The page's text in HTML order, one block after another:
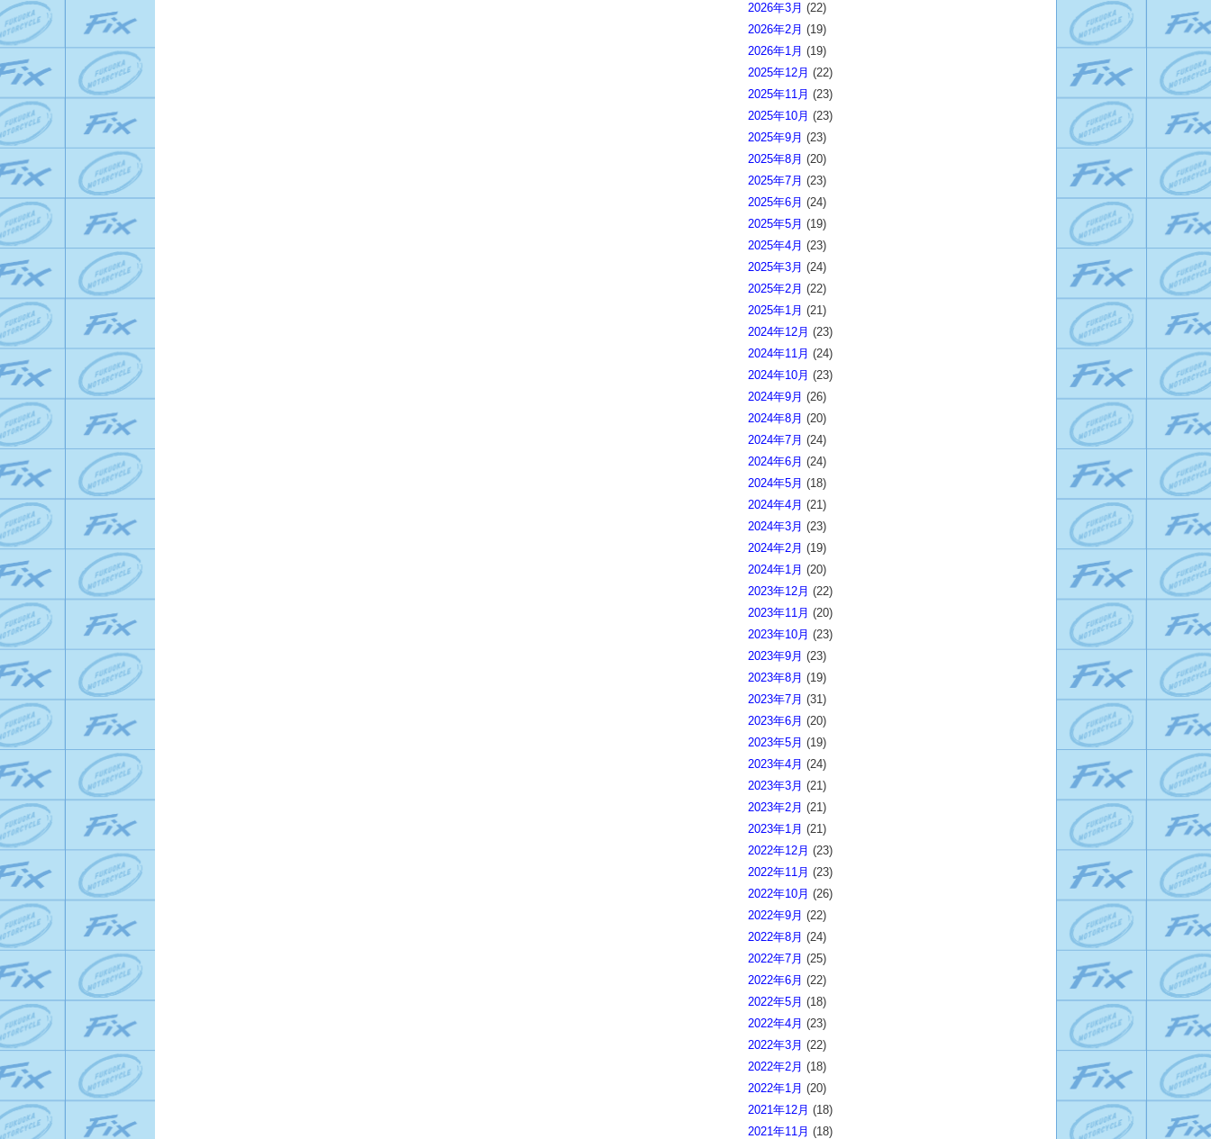
2026年3月 (22)
2026年2月 (19)
2026年1月 (19)
2025年12月 (22)
2025年11月 (23)
2025年10月 (23)
2025年9月 (23)
2025年8月 (20)
2025年7月 (23)
2025年6月 (24)
2025年5月 (19)
2025年4月 (23)
2025年3月 (24)
2025年2月 (22)
2025年1月 (21)
2024年12月 (23)
2024年11月 (24)
2024年10月 (23)
2024年9月 (26)
2024年8月 (20)
2024年7月 (24)
2024年6月 (24)
2024年5月 (18)
2024年4月 (21)
2024年3月 (23)
2024年2月 (19)
2024年1月 (20)
2023年12月 (22)
2023年11月 (20)
2023年10月 (23)
2023年9月 (23)
2023年8月 (19)
2023年7月 (31)
2023年6月 (20)
2023年5月 (19)
2023年4月 (24)
2023年3月 (21)
2023年2月 (21)
2023年1月 (21)
2022年12月 (23)
2022年11月 (23)
2022年10月 (26)
2022年9月 (22)
2022年8月 (24)
2022年7月 (25)
2022年6月 (22)
2022年5月 (18)
2022年4月 (23)
2022年3月 (22)
2022年2月 (18)
2022年1月 (20)
2021年12月 (18)
2021年11月 (18)